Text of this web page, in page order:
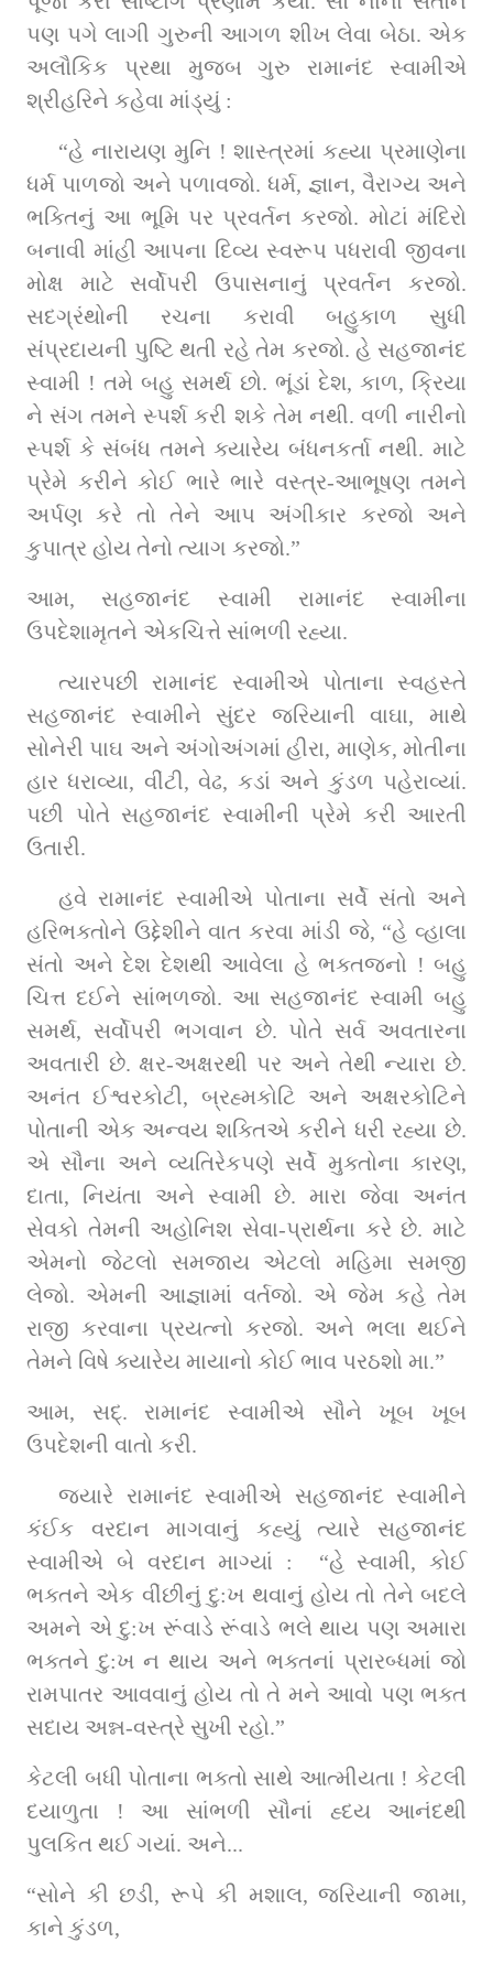
પણ પગે લાગી ગુરુની આગળ શીખ લેવા બેઠા. એક
અલૌકિક પ્રથા મુજબ ગુરુ રામાનંદ સ્વામીએ
શ્રીહરિને કહેવા માંડ્યું :
“હે નારાયણ મુનિ ! શાસ્ત્રમાં કહ્યા પ્રમાણેના
ધર્મ પાળજો અને પળાવજો. ધર્મ, જ્ઞાન, વૈરાગ્ય અને
ભક્તિનું આ ભૂમિ પર પ્રવર્તન કરજો. મોટાં મંદિરો
બનાવી માંહી આપના દિવ્ય સ્વરૂપ પધરાવી જીવના
મોક્ષ માટે સર્વોપરી ઉપાસનાનું પ્રવર્તન કરજો.
સદગ્રંથોની રચના કરાવી બહુકાળ સુધી
સંપ્રદાયની પુષ્ટિ થતી રહે તેમ કરજો. હે સહજાનંદ
સ્વામી ! તમે બહુ સમર્થ છો. ભૂંડાં દેશ, કાળ, ક્રિયા
ને સંગ તમને સ્પર્શ કરી શકે તેમ નથી. વળી નારીનો
સ્પર્શ કે સંબંધ તમને ક્યારેય બંધનકર્તા નથી. માટે
પ્રેમે કરીને કોઈ ભારે ભારે વસ્ત્ર-આભૂષણ તમને
અર્પણ કરે તો તેને આપ અંગીકાર કરજો અને
કુપાત્ર હોય તેનો ત્યાગ કરજો.”
આમ, સહજાનંદ સ્વામી રામાનંદ સ્વામીના
ઉપદેશામૃતને એકચિત્તે સાંભળી રહ્યા.
ત્યારપછી રામાનંદ સ્વામીએ પોતાના સ્વહસ્તે
સહજાનંદ સ્વામીને સુંદર જરિયાની વાઘા, માથે
સોનેરી પાઘ અને અંગોઅંગમાં હીરા, માણેક, મોતીના
હાર ધરાવ્યા, વીંટી, વેઢ, કડાં અને કુંડળ પહેરાવ્યાં.
પછી પોતે સહજાનંદ સ્વામીની પ્રેમે કરી આરતી
ઉતારી.
હવે રામાનંદ સ્વામીએ પોતાના સર્વે સંતો અને
હરિભક્તોને ઉદ્દેશીને વાત કરવા માંડી જે, “હે વ્હાલા
સંતો અને દેશ દેશથી આવેલા હે ભક્તજનો ! બહુ
ચિત્ત દઈને સાંભળજો. આ સહજાનંદ સ્વામી બહુ
સમર્થ, સર્વોપરી ભગવાન છે. પોતે સર્વ અવતારના
અવતારી છે. ક્ષર-અક્ષરથી પર અને તેથી ન્યારા છે.
અનંત ઈશ્વરકોટી, બ્રહ્મકોટિ અને અક્ષરકોટિને
પોતાની એક અન્વય શક્તિએ કરીને ધરી રહ્યા છે.
એ સૌના અને વ્યતિરેકપણે સર્વે મુક્તોના કારણ,
દાતા, નિયંતા અને સ્વામી છે. મારા જેવા અનંત
સેવકો તેમની અહોનિશ સેવા-પ્રાર્થના કરે છે. માટે
એમનો જેટલો સમજાય એટલો મહિમા સમજી
લેજો. એમની આજ્ઞામાં વર્તજો. એ જેમ કહે તેમ
રાજી કરવાના પ્રયત્નો કરજો. અને ભલા થઈને
તેમને વિષે ક્યારેય માયાનો કોઈ ભાવ પરઠશો મા.”
આમ, સદ્. રામાનંદ સ્વામીએ સૌને ખૂબ ખૂબ
ઉપદેશની વાતો કરી.
જ્યારે રામાનંદ સ્વામીએ સહજાનંદ સ્વામીને
કંઈક વરદાન માગવાનું કહ્યું ત્યારે સહજાનંદ
સ્વામીએ બે વરદાન માગ્યાં :  “હે સ્વામી, કોઈ
ભક્તને એક વીંછીનું દુ:ખ થવાનું હોય તો તેને બદલે
અમને એ દુ:ખ રૂંવાડે રૂંવાડે ભલે થાય પણ અમારા
ભક્તને દુ:ખ ન થાય અને ભક્તનાં પ્રારબ્ધમાં જો
રામપાતર આવવાનું હોય તો તે મને આવો પણ ભક્ત
સદાય અન્ન-વસ્ત્રે સુખી રહો.”
કેટલી બધી પોતાના ભક્તો સાથે આત્મીયતા ! કેટલી
દયાળુતા ! આ સાંભળી સૌનાં હ્દય આનંદથી
પુલકિત થઈ ગયાં. અને...
“સોને કી છડી, રૂપે કી મશાલ, જરિયાની જામા,
કાને કુંડળ,